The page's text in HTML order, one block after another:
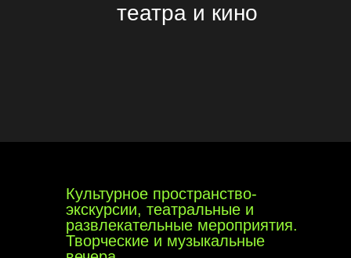
театра и кино
Культурное пространство-
экскурсии, театральные и
развлекательные мероприятия.
Творческие и музыкальные